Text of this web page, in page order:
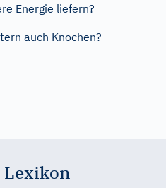
Energie liefern?
auch Knochen?
Lexikon